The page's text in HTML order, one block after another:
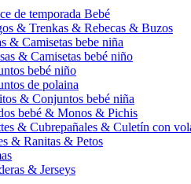
de temporada Bebé
& Trenkas & Rebecas & Buzos
& Camisetas bebe niña
& Camisetas bebé niño
bebé niño
de polaina
& Conjuntos bebé niña
bebé & Monos & Pichis
& Cubrepañales & Culetín con
& Ranitas & Petos
& Jerseys